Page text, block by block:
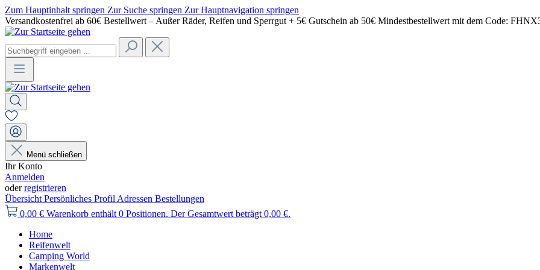
Zum Hauptinhalt springen Zur Suche springen Zur Hauptnavigation springen
Versandkostenfrei ab 60€ Bestellwert – Außer Räder, Reifen und Sperrgut + 5€ Gutschein ab 50€ Mindestbestellwert mit dem Code:
Menü schließen
Ihr Konto
Anmelden
oderregistrieren
Übersicht Persönliches Profil Adressen Bestellungen
0,00 € Warenkorb enthält 0 Positionen. Der Gesamtwert beträgt 0,00 €.
Home
Reifenwelt
Camping World
Markenwelt